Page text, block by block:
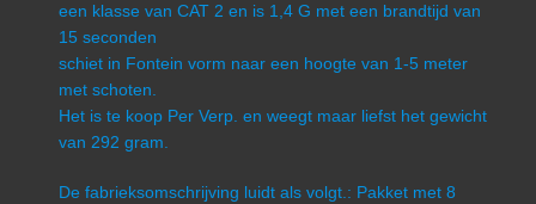
een klasse van CAT 2 en is 1,4 G met een brandtijd van
15 seconden
schiet in Fontein vorm naar een hoogte van 1-5 meter
met schoten.
Het is te koop Per Verp. en weegt maar liefst het gewicht
van 292 gram.
De fabrieksomschrijving luidt als volgt.: Pakket met 8